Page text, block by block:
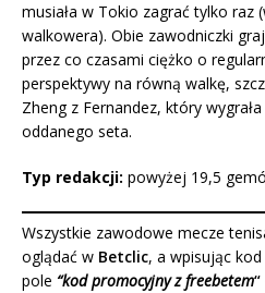
musiała w Tokio zagrać tylko raz
walkowera). Obie zawodniczki
przez co czasami ciężko o
perspektywy na równą walkę,
Zheng z Fernandez, który
oddanego seta.
Typ redakcji: powyżej 19,5
Wszystkie zawodowe mecze
oglądać w Betclic, a wpisując kod
pole “kod promocyjny z freebetem“